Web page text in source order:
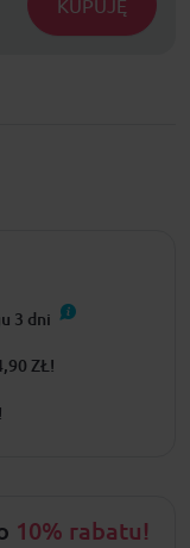
3 dni
ZŁ!
10% rabatu!